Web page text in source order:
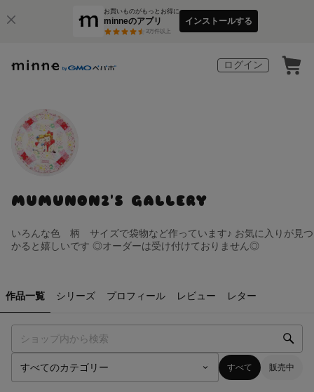
お買いものがもっとお得に
minneのアプリ
3万件以上
インストールする
ログイン
MUMUNON2'S GALLERY
いろんな色 柄 サイズで袋物など作っています♪ お気に入りが見つ
かると嬉しいです ◎オーダーは受け付けておりません◎
作品一覧 シリーズ プロフィール レビュー レター
すべて 販売中